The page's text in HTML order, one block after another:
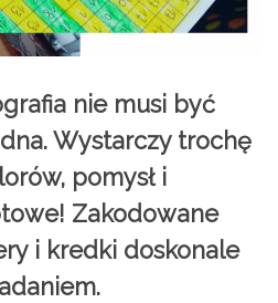
nie musi być
Wystarczy trochę
pomysł i
Zakodowane
i kredki doskonale